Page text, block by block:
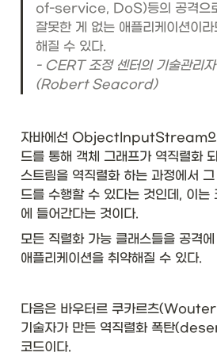
of-service, DoS)등의 공격으
잘못한 게 없는 애플리케이션이
- CERT 조정 센터의 기술관리
(Robert Seacord)
자바에선 ObjectInputStream
드를 통해 객체 그래프가 역직렬화
스트림을 역직렬화 하는 과정에서
드를 수행할 수 있다는 것인데, 이는
에 들어간다는 것이다.
모든 직렬화 가능 클래스들을 공격
애플리케이션을 취약해질 수 있다.
다음은 바우터르 쿠카르츠
기술자가 만든 역직렬화 폭탄
코드이다.